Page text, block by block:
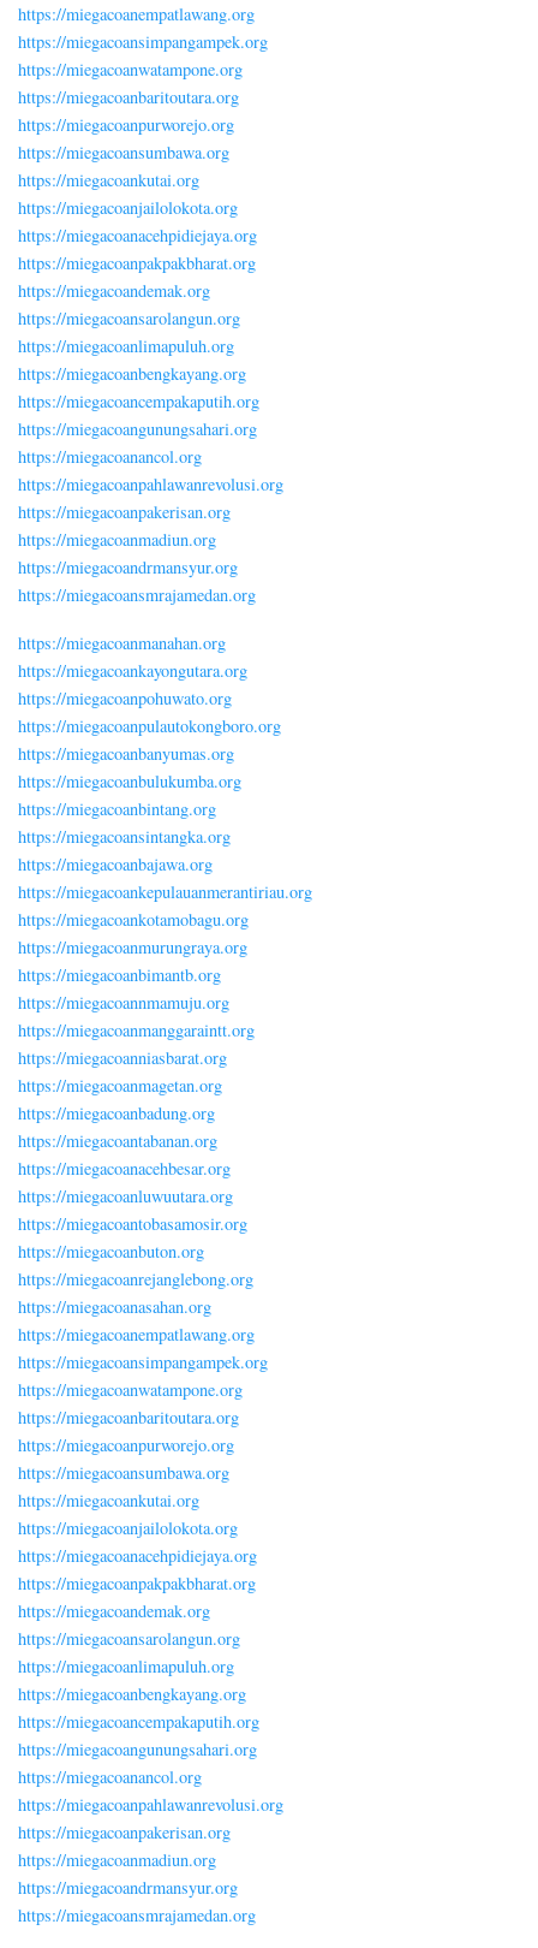
https://miegacoanempatlawang.org
https://miegacoansimpangampek.org
https://miegacoanwatampone.org
https://miegacoanbaritoutara.org
https://miegacoanpurworejo.org
https://miegacoansumbawa.org
https://miegacoankutai.org
https://miegacoanjailolokota.org
https://miegacoanacehpidiejaya.org
https://miegacoanpakpakbharat.org
https://miegacoandemak.org
https://miegacoansarolangun.org
https://miegacoanlimapuluh.org
https://miegacoanbengkayang.org
https://miegacoancempakaputih.org
https://miegacoangunungsahari.org
https://miegacoanancol.org
https://miegacoanpahlawanrevolusi.org
https://miegacoanpakerisan.org
https://miegacoanmadiun.org
https://miegacoandrmansyur.org
https://miegacoansmrajamedan.org
https://miegacoanmanahan.org
https://miegacoankayongutara.org
https://miegacoanpohuwato.org
https://miegacoanpulautokongboro.org
https://miegacoanbanyumas.org
https://miegacoanbulukumba.org
https://miegacoanbintang.org
https://miegacoansintangka.org
https://miegacoanbajawa.org
https://miegacoankepulauanmerantiriau.org
https://miegacoankotamobagu.org
https://miegacoanmurungraya.org
https://miegacoanbimantb.org
https://miegacoannmamuju.org
https://miegacoanmanggaraintt.org
https://miegacoanniasbarat.org
https://miegacoanmagetan.org
https://miegacoanbadung.org
https://miegacoantabanan.org
https://miegacoanacehbesar.org
https://miegacoanluwuutara.org
https://miegacoantobasamosir.org
https://miegacoanbuton.org
https://miegacoanrejanglebong.org
https://miegacoanasahan.org
https://miegacoanempatlawang.org
https://miegacoansimpangampek.org
https://miegacoanwatampone.org
https://miegacoanbaritoutara.org
https://miegacoanpurworejo.org
https://miegacoansumbawa.org
https://miegacoankutai.org
https://miegacoanjailolokota.org
https://miegacoanacehpidiejaya.org
https://miegacoanpakpakbharat.org
https://miegacoandemak.org
https://miegacoansarolangun.org
https://miegacoanlimapuluh.org
https://miegacoanbengkayang.org
https://miegacoancempakaputih.org
https://miegacoangunungsahari.org
https://miegacoanancol.org
https://miegacoanpahlawanrevolusi.org
https://miegacoanpakerisan.org
https://miegacoanmadiun.org
https://miegacoandrmansyur.org
https://miegacoansmrajamedan.org